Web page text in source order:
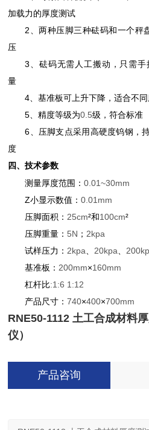
加载力的厚度测试
2 、两种压脚三种砝码和一个秤
压
3 、砝码无需人工搬动，只需
量
4 、基准板可上升下降，适合不
5 、精度等级为0.5级，符合标准
6 、压脚支点采用高硬度钨钢，
度
四、技术参数
测量厚度范围：0.01~30mm
Z小显示数值：0.01mm
压脚面积： 25cm²和100cm²
压脚重量：5N ； 2kpa
试样压力： 2kpa 20kpa
基准板： 200mm×160mm
杠杆比:1:6 1:12
产品尺寸：740×400×700mm
RNE50-1112土工合成材料
仪）
产品咨询